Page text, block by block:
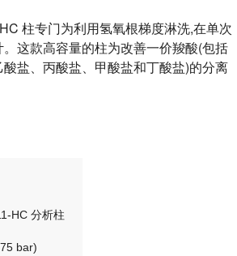
柱专门为利用氢氧根梯度淋洗,在单次
这款高容量的柱为改善一价羧酸(包括
盐、丙酸盐、甲酸盐和丁酸盐)的分离
HC 分析柱
bar)